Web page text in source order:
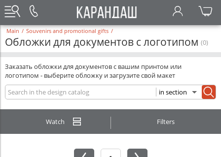
Main / Souvenirs and promotional gifts /
Обложки для документов с логотипом (0)
Заказать обложки для документов с вашим принтом или
логотипом - выберите обложку и загрузите свой макет
Watch Filters